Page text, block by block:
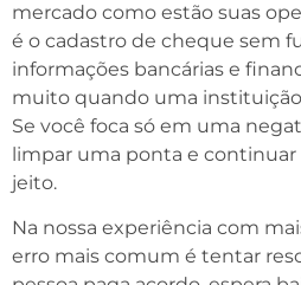
mercado como estão suas
é o cadastro de cheque sem
informações bancárias e
muito quando uma instituição
Se você foca só em uma
limpar uma ponta e
jeito.
Na nossa experiência com
erro mais comum é tentar